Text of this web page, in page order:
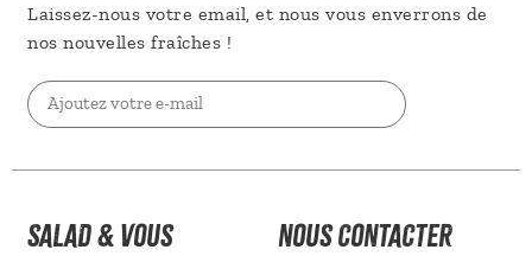
Laissez-nous votre email, et nous vous enverrons de
nos nouvelles fraîches !
SALAD & VOUS NOUS CONTACTER